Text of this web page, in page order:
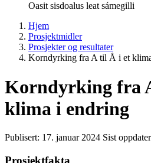
Oasit sisdoalus leat sámegilli
Hjem
Prosjektmidler
Prosjekter og resultater
Korndyrking fra A til Å i et
Korndyrking fra
klima i endring
Publisert: 17. januar 2024 Sist
Prosjektfakta